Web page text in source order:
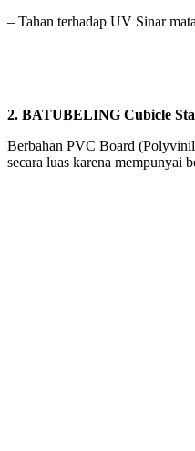
– Tahan terhadap UV Sinar
2. BATUBELING Cubicle
Berbahan PVC Board
secara luas karena mempunyai